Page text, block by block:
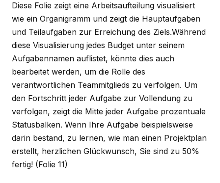
Diese Folie zeigt eine Arbeitsaufteilung visualisiert
wie ein Organigramm und zeigt die Hauptaufgaben
und Teilaufgaben zur Erreichung des Ziels.Während
diese Visualisierung jedes Budget unter seinem
Aufgabennamen auflistet, könnte dies auch
bearbeitet werden, um die Rolle des
verantwortlichen Teammitglieds zu verfolgen. Um
den Fortschritt jeder Aufgabe zur Vollendung zu
verfolgen, zeigt die Mitte jeder Aufgabe prozentuale
Statusbalken. Wenn Ihre Aufgabe beispielsweise
darin bestand, zu lernen, wie man einen Projektplan
erstellt, herzlichen Glückwunsch, Sie sind zu 50%
fertig! (Folie 11)